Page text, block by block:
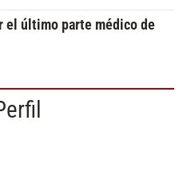
el último parte médico de